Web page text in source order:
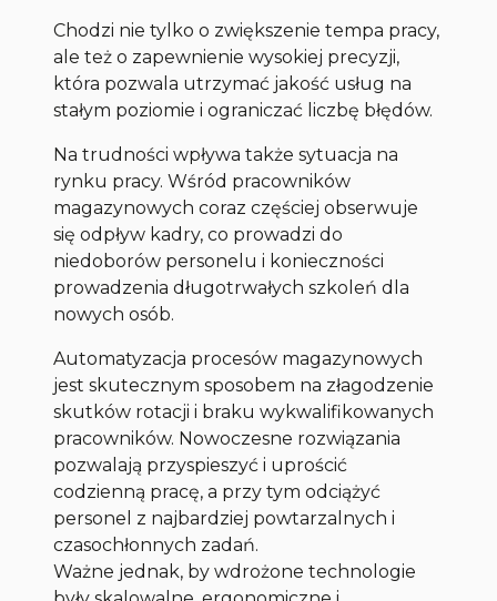
Chodzi nie tylko o zwiększenie tempa pracy,
ale też o zapewnienie wysokiej precyzji,
która pozwala utrzymać jakość usług na
stałym poziomie i ograniczać liczbę błędów.
Na trudności wpływa także sytuacja na
rynku pracy. Wśród pracowników
magazynowych coraz częściej obserwuje
się odpływ kadry, co prowadzi do
niedoborów personelu i konieczności
prowadzenia długotrwałych szkoleń dla
nowych osób.
Automatyzacja procesów magazynowych
jest skutecznym sposobem na złagodzenie
skutków rotacji i braku wykwalifikowanych
pracowników. Nowoczesne rozwiązania
pozwalają przyspieszyć i uprościć
codzienną pracę, a przy tym odciążyć
personel z najbardziej powtarzalnych i
czasochłonnych zadań.
Ważne jednak, by wdrożone technologie